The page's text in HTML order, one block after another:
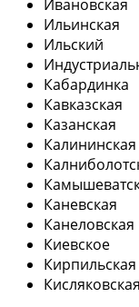
Ивановская
Ильинская
Ильский
Кабардинка
Кавказская
Казанская
Калининская
Каневская
Канеловская
Киевское
Кирпильская
Кисляковская